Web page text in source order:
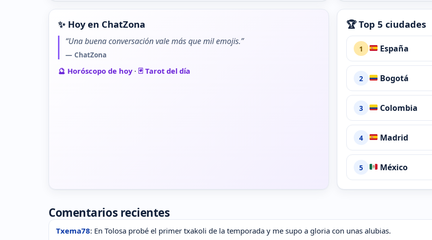
✨ Hoy en ChatZona
“Una buena conversación vale más que mil emojis.”
— ChatZona
🔮 Horóscopo de hoy· 🃏 Tarot del día
🏆 Top 5 ciudades
1 España
2 Bogotá
3 Colombia
4 Madrid
5 México
Comentarios recientes
Txema78: En Tolosa probé el primer txakoli de la temporada y me supo a gloria con unas alubias.